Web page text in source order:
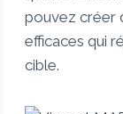
pouvez créer
efficaces qui
cible.